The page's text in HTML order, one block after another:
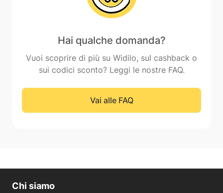
Hai qualche domanda?
Vuoi scoprire di più su Widilo, sul cashback o
sui codici sconto? Leggi le nostre FAQ.
Vai alle FAQ
Chi siamo